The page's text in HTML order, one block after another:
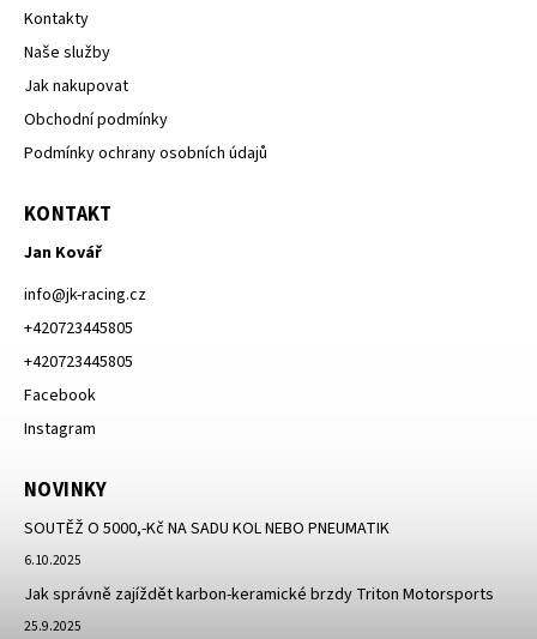
Kontakty
Naše služby
Jak nakupovat
Obchodní podmínky
Podmínky ochrany osobních údajů
KONTAKT
Jan Kovář
info@jk-racing.cz
+420723445805
+420723445805
Facebook
Instagram
NOVINKY
SOUTĚŽ O 5000,-Kč NA SADU KOL NEBO PNEUMATIK
6.10.2025
Jak správně zajíždět karbon-keramické brzdy Triton Motorsports
25.9.2025